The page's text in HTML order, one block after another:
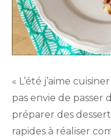
« L’été j’aime
pas envie de passer
préparer des
rapides à réaliser